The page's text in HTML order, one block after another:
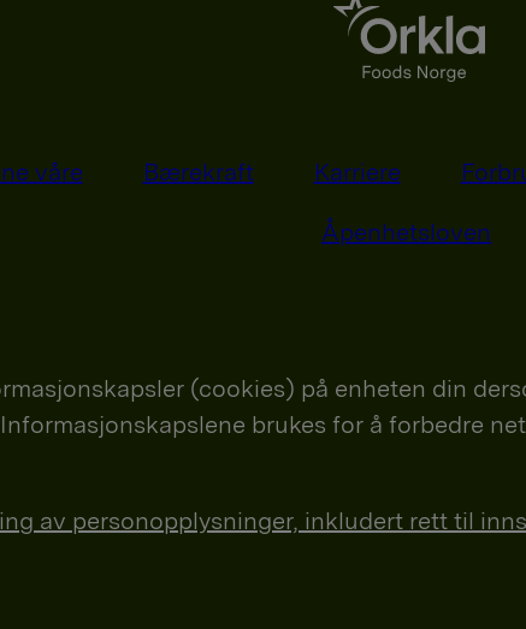
våre Bærekraft Karriere
Åpenhetsloven
(cookies) på enheten din
brukes for å forbedre
av personopplysninger, inkludert rett til